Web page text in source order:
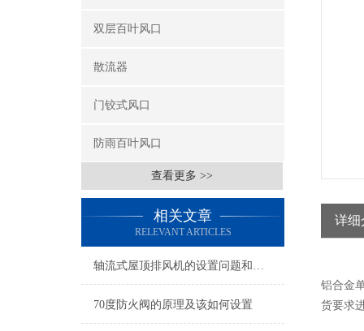
双层百叶风口
散流器
门铰式风口
防雨百叶风口
查看更多 >>
相关文章
RELEVANT ARTICLES
轴流式屋顶排风机的设置问题和安装事项
70度防火阀的原理及该如何设置
详细
铝合金
货要求